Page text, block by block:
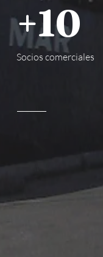
+10
Socios comerciales